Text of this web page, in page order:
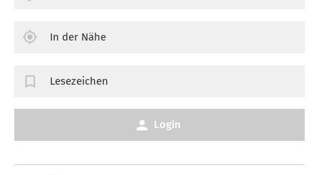
In der Nähe
Lesezeichen
Login